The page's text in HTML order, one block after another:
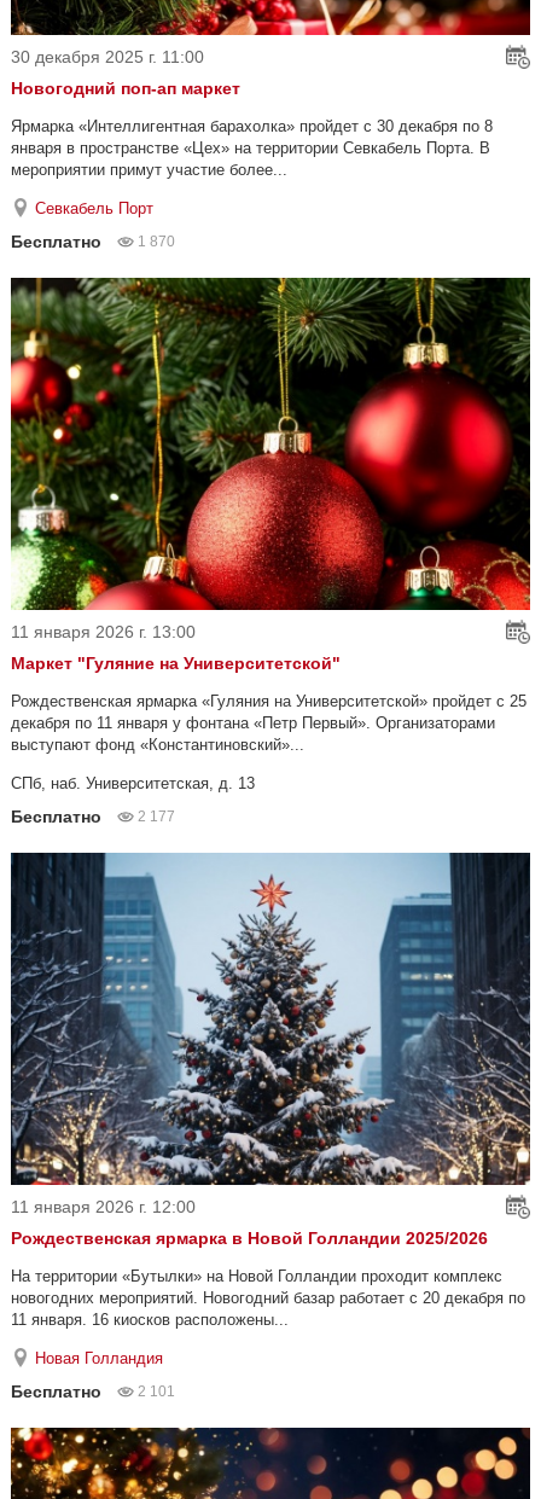
30 декабря 2025 г. 11:00
Новогодний поп-ап маркет
Ярмарка «Интеллигентная барахолка» пройдет с 30 декабря по 8
января в пространстве «Цех» на территории Севкабель Порта. В
мероприятии примут участие более...
Севкабель Порт
Бесплатно 1 870
11 января 2026 г. 13:00
Маркет "Гуляние на Университетской"
Рождественская ярмарка «Гуляния на Университетской» пройдет с 25
декабря по 11 января у фонтана «Петр Первый». Организаторами
выступают фонд «Константиновский»...
СПб, наб. Университетская, д. 13
Бесплатно 2 177
11 января 2026 г. 12:00
Рождественская ярмарка в Новой Голландии 2025/2026
На территории «Бутылки» на Новой Голландии проходит комплекс
новогодних мероприятий. Новогодний базар работает с 20 декабря по
11 января. 16 киосков расположены...
Новая Голландия
Бесплатно 2 101